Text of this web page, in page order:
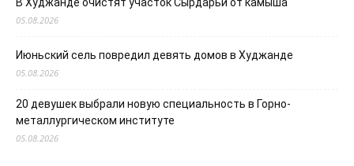
05.08.2026
Июньский сель повредил девять домов в Худжанде
05.08.2026
20 девушек выбрали новую специальность в Горно-
металлургическом институте
05.08.2026